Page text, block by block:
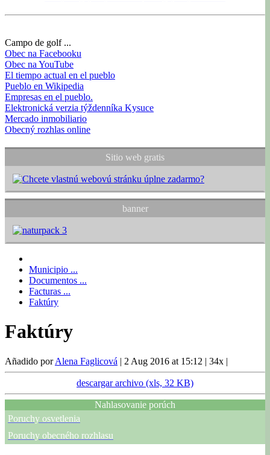
Campo de golf ...
Obec na Facebooku
Obec na YouTube
El tiempo actual en el pueblo
Pueblo en Wikipedia
Empresas en el pueblo.
Elektronická verzia týždenníka Kysuce
Mercado inmobiliario
Obecný rozhlas online
Sitio web gratis
banner
Municipio ...
Documentos ...
Facturas ...
Faktúry
Faktúry
Añadido porAlena Faglicová | 2 Aug 2016 at 15:12 | 34x |
descargar archivo (xls, 32 KB)
Nahlasovanie porúch
Poruchy osvetlenia
Poruchy obecného rozhlasu